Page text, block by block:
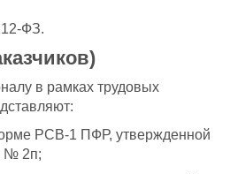
ФЗ.
в рамках трудовых
РСВ-1 ПФР, утвержденной
№ 2п;